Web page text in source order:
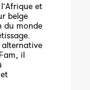
et
belge
du monde
alternative
il